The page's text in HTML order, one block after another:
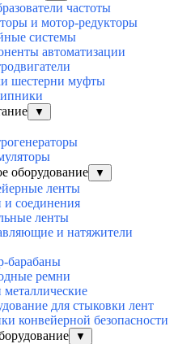
частоты
и мотор-редукторы
системы
автоматизации
шестерни муфты
▼
оборудование
▼
ленты
и соединения
ленты
и натяжители
барабаны
ремни
металлические
для стыковки лент
конвейерной безопасности
▼